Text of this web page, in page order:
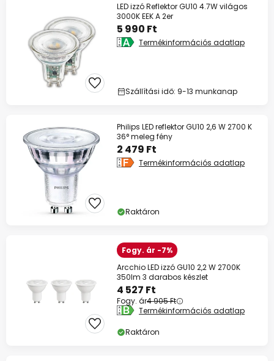
LED izzó Reflektor GU10 4.7W világos
3000K EEK A 2er
5 990 Ft
Termékinformációs adatlap
Szállítási idő: 9-13 munkanap
Philips LED reflektor GU10 2,6 W 2700 K
36° meleg fény
2 479 Ft
Termékinformációs adatlap
Raktáron
Fogy. ár -7%
Arcchio LED izzó GU10 2,2 W 2700K
350lm 3 darabos készlet
4 527 Ft
Fogy. ár4 905 Ft
Termékinformációs adatlap
Raktáron